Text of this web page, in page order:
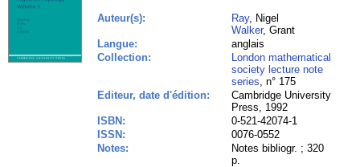
Auteur(s): Ray, Nigel
Walker, Grant
Langue:
anglais
Collection:
London mathematical
society lecture note
series, n° 175
Editeur, date d'édition:
Cambridge University
Press, 1992
ISBN:
0-521-42074-1
ISSN:
0076-0552
Notes:
Notes bibliogr. ; 320
p.